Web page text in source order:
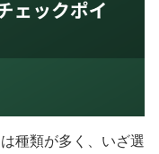
種類が多く、いざ選